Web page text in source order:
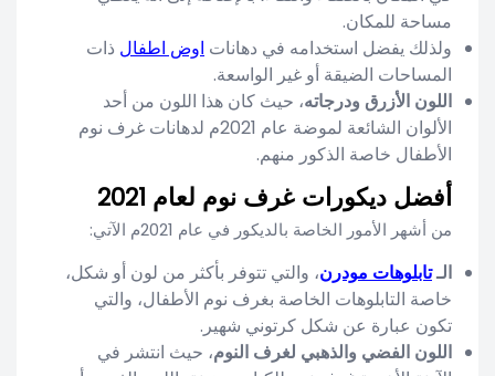
مساحة للمكان.
ولذلك يفضل استخدامه في دهانات اوض اطفال ذات
المساحات الضيقة أو غير الواسعة.
اللون الأزرق ودرجاته، حيث كان هذا اللون من أحد
الألوان الشائعة لموضة عام 2021م لدهانات غرف نوم
الأطفال خاصة الذكور منهم.
أفضل ديكورات غرف نوم لعام 2021
من أشهر الأمور الخاصة بالديكور في عام 2021م الآتي:
الـتابلوهات مودرن، والتي تتوفر بأكثر من لون أو شكل،
خاصة التابلوهات الخاصة بغرف نوم الأطفال، والتي
تكون عبارة عن شكل كرتوني شهير.
اللون الفضي والذهبي لغرف النوم، حيث انتشر في